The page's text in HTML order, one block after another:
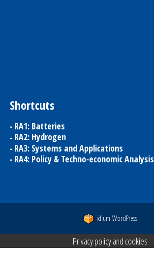
Shortcuts
RA1: Batteries
RA2: Hydrogen
RA3: Systems and Applications
RA4: Policy & Techno-economic Analysis
idium WordPress
Privacy policy and cookies